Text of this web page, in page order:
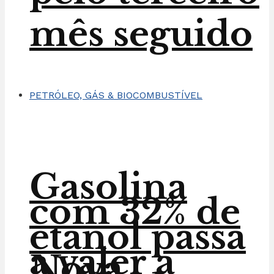
Gasolina
com 32% de
etanol passa
a valer a
mês seguido
PETRÓLEO, GÁS & BIOCOMBUSTÍVEL